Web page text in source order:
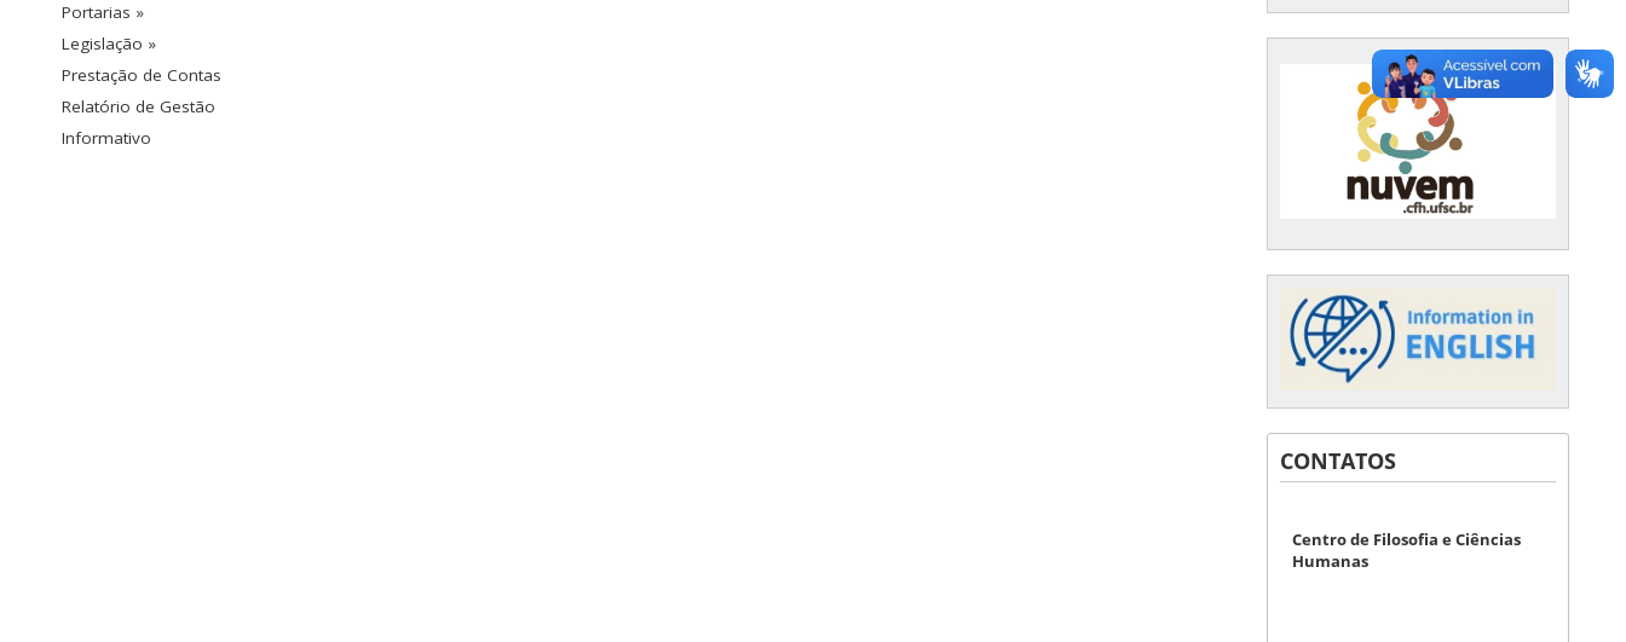
Portarias »
Legislação »
Prestação de Contas
Relatório de Gestão
Informativo
CONTATOS
Centro de Filosofia e Ciências
Humanas